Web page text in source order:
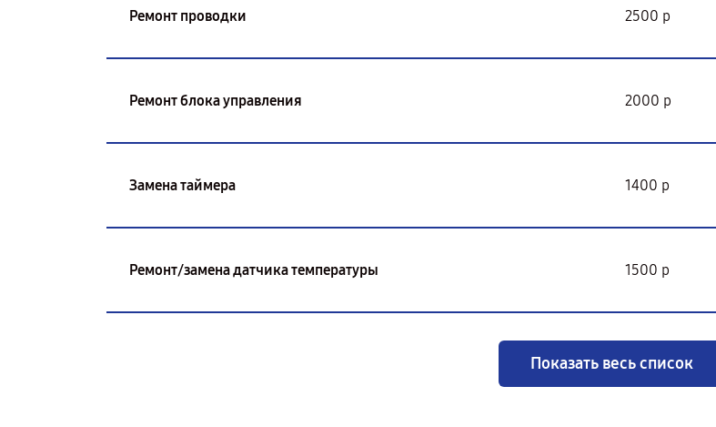
Ремонт проводки 2500 р
Ремонт блока управления 2000 р
Замена таймера 1400 р
Ремонт/замена датчика температуры 1500 р
Показать весь список